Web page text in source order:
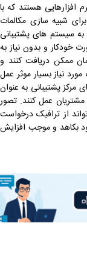
افزارهایی هستند که با
شبیه ‌سازی مکالمات
سیستم های پشتیبانی
خودکار و بدون نیاز به
ممکن دریافت کنند و
نیاز بسیار موثر عمل
مرکز پشتیبانی به عنوان
عمل کنند. تصور
از ترافیک درخواست
بکاهد و موجب افزایش